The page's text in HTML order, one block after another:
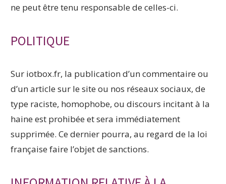
ne peut être tenu responsable de celles-ci.
POLITIQUE
Sur iotbox.fr, la publication d’un commentaire ou
d’un article sur le site ou nos réseaux sociaux, de
type raciste, homophobe, ou discours incitant à la
haine est prohibée et sera immédiatement
supprimée. Ce dernier pourra, au regard de la loi
française faire l’objet de sanctions.